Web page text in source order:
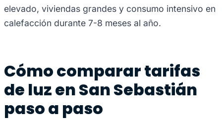
elevado, viviendas grandes y consumo intensivo en
calefacción durante 7-8 meses al año.
Cómo comparar tarifas
de luz en San Sebastián
paso a paso